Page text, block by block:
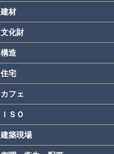
建材
文化財
構造
住宅
カフェ
ＩＳＯ
建築現場